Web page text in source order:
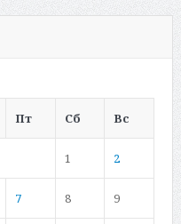
Пт Сб Вс
1 2
7 8 9